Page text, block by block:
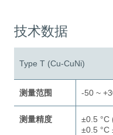
技术数据
Type T (Cu-CuNi)
测量范围 -50 ~
测量精度
±0.5 °C
±0.5 °C